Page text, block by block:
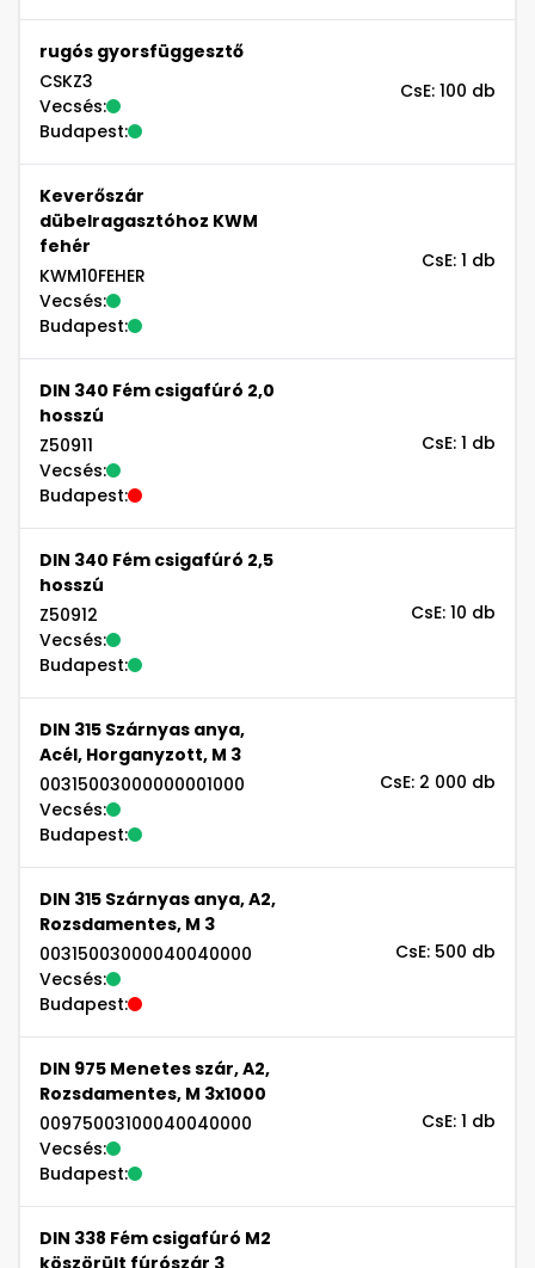
rugós gyorsfüggesztő
CSKZ3
Vecsés:
Budapest:
CsE: 100 db
Keverőszár
dübelragasztóhoz KWM
fehér
KWM10FEHER
Vecsés:
Budapest:
CsE: 1 db
DIN 340 Fém csigafúró 2,0
hosszú
Z50911
Vecsés:
Budapest:
CsE: 1 db
DIN 340 Fém csigafúró 2,5
hosszú
Z50912
Vecsés:
Budapest:
CsE: 10 db
DIN 315 Szárnyas anya,
Acél, Horganyzott, M 3
00315003000000001000
Vecsés:
Budapest:
CsE: 2 000 db
DIN 315 Szárnyas anya, A2,
Rozsdamentes, M 3
00315003000040040000
Vecsés:
Budapest:
CsE: 500 db
DIN 975 Menetes szár, A2,
Rozsdamentes, M 3x1000
00975003100040040000
Vecsés:
Budapest:
CsE: 1 db
DIN 338 Fém csigafúró M2
köszörült fúrószár 3